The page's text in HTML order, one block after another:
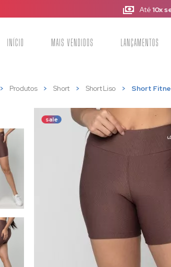
INÍCIO MAIS VENDIDOS LANÇAMENTOS
Produtos Short Short Liso Short
sale